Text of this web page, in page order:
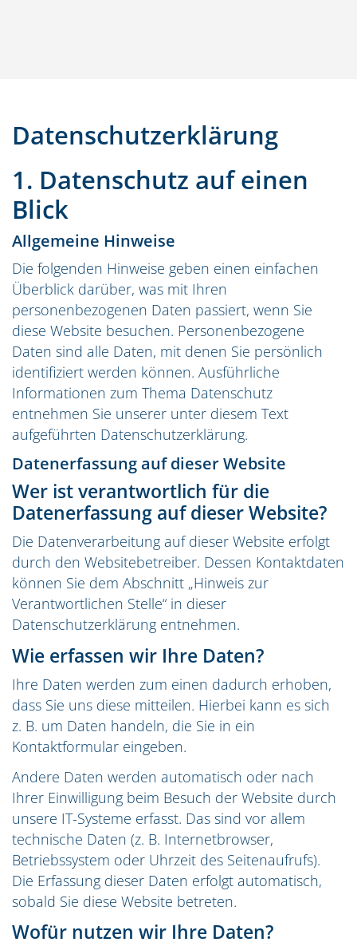
Datenschutz­erklärung
1. Datenschutz auf einen
Blick
Allgemeine Hinweise
Die folgenden Hinweise geben einen einfachen
Überblick darüber, was mit Ihren
personenbezogenen Daten passiert, wenn Sie
diese Website besuchen. Personenbezogene
Daten sind alle Daten, mit denen Sie persönlich
identifiziert werden können. Ausführliche
Informationen zum Thema Datenschutz
entnehmen Sie unserer unter diesem Text
aufgeführten Datenschutzerklärung.
Datenerfassung auf dieser Website
Wer ist verantwortlich für die
Datenerfassung auf dieser Website?
Die Datenverarbeitung auf dieser Website erfolgt
durch den Websitebetreiber. Dessen Kontaktdaten
können Sie dem Abschnitt „Hinweis zur
Verantwortlichen Stelle“ in dieser
Datenschutzerklärung entnehmen.
Wie erfassen wir Ihre Daten?
Ihre Daten werden zum einen dadurch erhoben,
dass Sie uns diese mitteilen. Hierbei kann es sich
z. B. um Daten handeln, die Sie in ein
Kontaktformular eingeben.
Andere Daten werden automatisch oder nach
Ihrer Einwilligung beim Besuch der Website durch
unsere IT-Systeme erfasst. Das sind vor allem
technische Daten (z. B. Internetbrowser,
Betriebssystem oder Uhrzeit des Seitenaufrufs).
Die Erfassung dieser Daten erfolgt automatisch,
sobald Sie diese Website betreten.
Wofür nutzen wir Ihre Daten?